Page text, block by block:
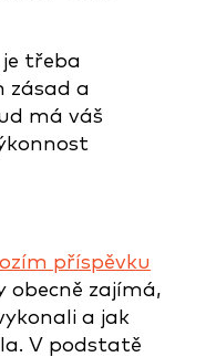
třeba
zásad a
má váš
příspěvku
obecně zajímá,
a jak
V podstatě